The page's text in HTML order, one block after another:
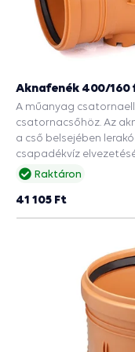
Raktáron
Aknafenék 400/
A műanyag
csatornacsőhöz. Az
a cső belsejében
csapadékvíz
tengely bordázott alja
ellenállást. A csomag
csatornacsõt és egy
41 105 Ft